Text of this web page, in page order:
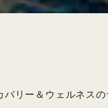
リー＆ウェルネス